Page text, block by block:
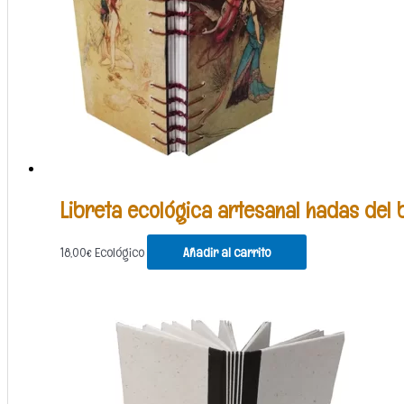
Libreta ecológica artesanal hadas del
18,00€Ecológico Añadir al carrito